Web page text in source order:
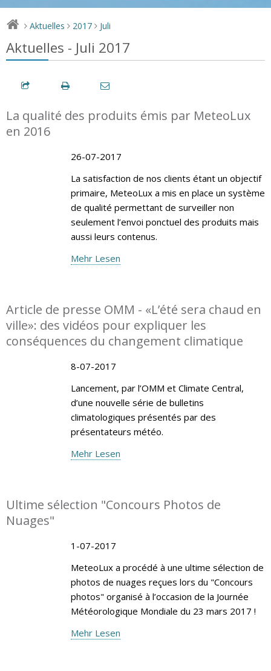
> Aktuelles > 2017 > Juli
Aktuelles - Juli 2017
La qualité des produits émis par MeteoLux
en 2016
26-07-2017
La satisfaction de nos clients étant un objectif
primaire, MeteoLux a mis en place un système
de qualité permettant de surveiller non
seulement l’envoi ponctuel des produits mais
aussi leurs contenus.
Mehr Lesen
Article de presse OMM - «L’été sera chaud en
ville»: des vidéos pour expliquer les
conséquences du changement climatique
8-07-2017
Lancement, par l’OMM et Climate Central,
d’une nouvelle série de bulletins
climatologiques présentés par des
présentateurs météo.
Mehr Lesen
Ultime sélection "Concours Photos de
Nuages"
1-07-2017
MeteoLux a procédé à une ultime sélection de
photos de nuages reçues lors du "Concours
photos" organisé à l’occasion de la Journée
Météorologique Mondiale du 23 mars 2017 !
Mehr Lesen